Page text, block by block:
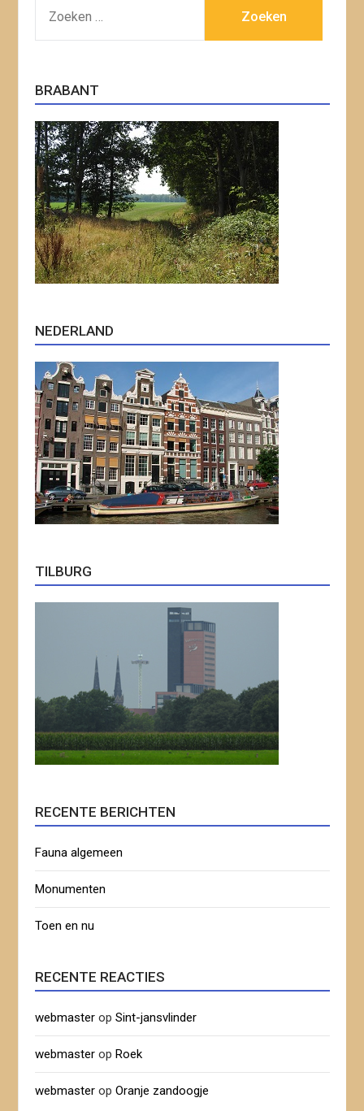
NAAR:
BRABANT
NEDERLAND
TILBURG
RECENTE BERICHTEN
Fauna algemeen
Monumenten
Toen en nu
RECENTE REACTIES
webmaster opSint-jansvlinder
webmaster opRoek
webmaster opOranje zandoogje